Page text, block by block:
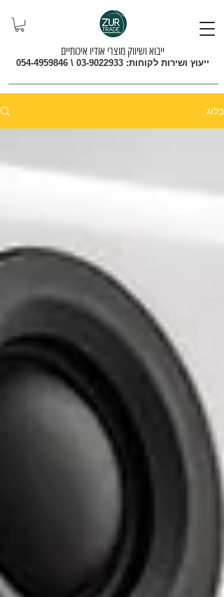
ייעוץ ושירות לקוחות: 03-9022933
\
054-4959846
ייבוא ושיווק מוצרי אודיו איכותיים
בלוג